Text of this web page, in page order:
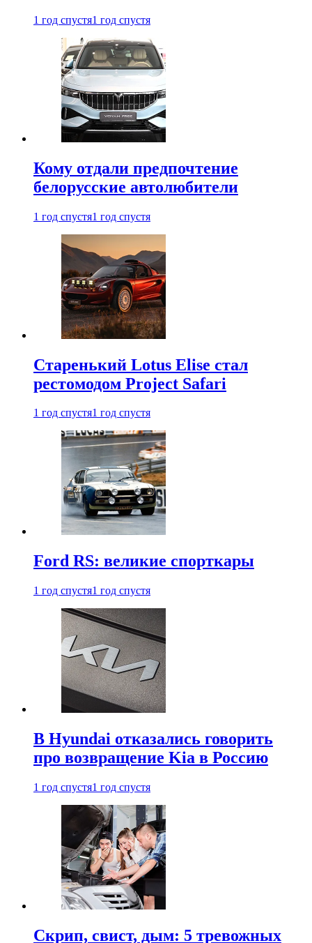
1 год спустя1 год спустя
Кому отдали предпочтение
белорусские автолюбители
1 год спустя1 год спустя
Старенький Lotus Elise стал
рестомодом Project Safari
1 год спустя1 год спустя
Ford RS: великие спорткары
1 год спустя1 год спустя
В Hyundai отказались говорить
про возвращение Kia в Россию
1 год спустя1 год спустя
Скрип, свист, дым: 5 тревожных